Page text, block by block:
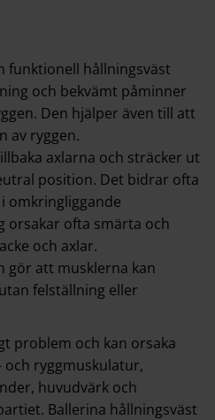
funktionell hållningsväst
och bekvämt påminner
Den hjälper även till att
av ryggen.
axlarna och sträcker ut
position. Det bidrar ofta
omkringliggande
orsakar ofta smärta och
och axlar.
gör att musklerna kan
felställning eller
problem och kan orsaka
och ryggmuskulatur,
huvudvärk och
Ballerina hållningsväst